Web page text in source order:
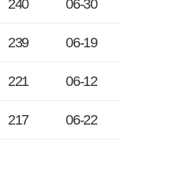
240 06-30
239 06-19
221 06-12
217 06-22